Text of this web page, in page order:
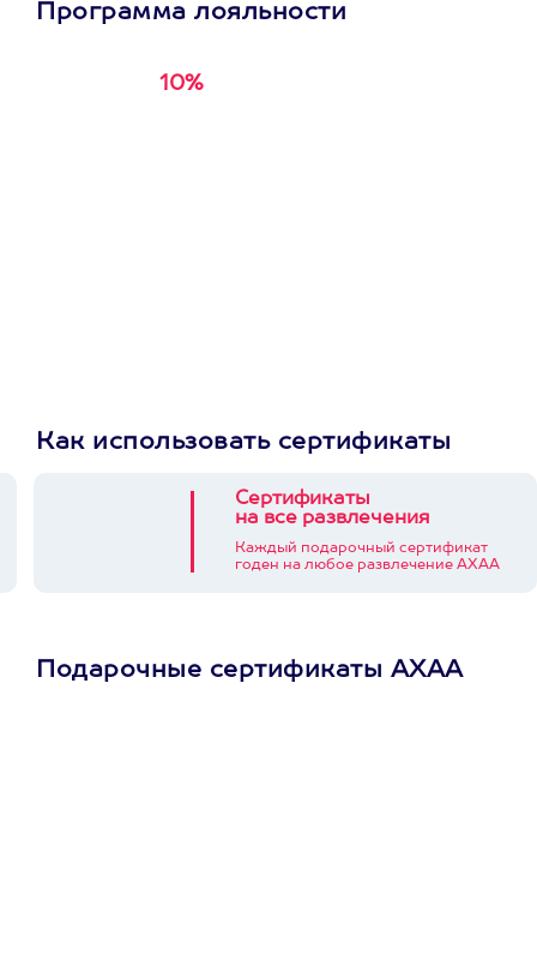
Программа лояльности
10%
Как использовать сертификаты
Сертификаты
на все развлечения
Каждый подарочный сертификат
годен на любое развлечение АХАА
Подарочные сертификаты АХАА